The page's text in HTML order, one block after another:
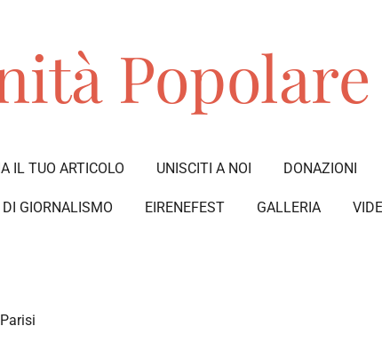
Popolare
IL TUO ARTICOLO UNISCITI A NOI DONAZIONI
DI GIORNALISMO EIRENEFEST GALLERIA